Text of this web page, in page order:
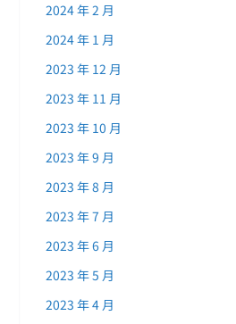
2024 年 2 月
2024 年 1 月
2023 年 12 月
2023 年 11 月
2023 年 10 月
2023 年 9 月
2023 年 8 月
2023 年 7 月
2023 年 6 月
2023 年 5 月
2023 年 4 月